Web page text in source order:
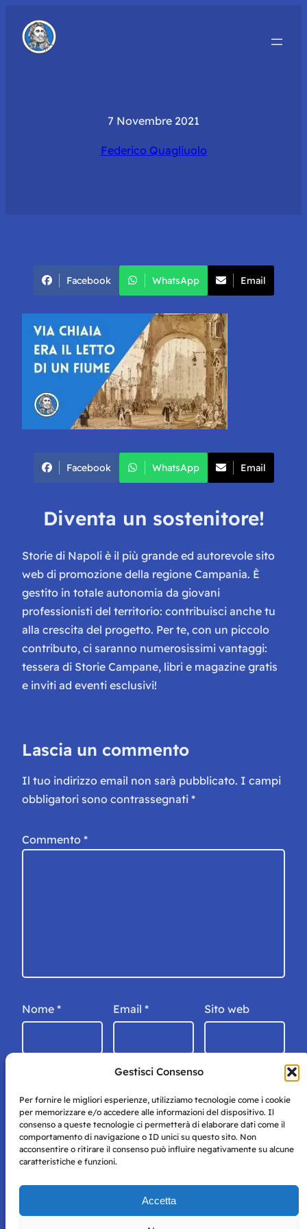
Gestisci Consenso
Per fornire le migliori esperienze, utilizziamo tecnologie come i cookie
per memorizzare e/o accedere alle informazioni del dispositivo. Il
consenso a queste tecnologie ci permetterà di elaborare dati come il
comportamento di navigazione o ID unici su questo sito. Non
acconsentire o ritirare il consenso può influire negativamente su alcune
caratteristiche e funzioni.
Accetta
7 Novembre 2021
Federico Quagliuolo
Facebook WhatsApp Email
Facebook WhatsApp Email
Diventa un sostenitore!
Storie di Napoli è il più grande ed autorevole sito
web di promozione della regione Campania. È
gestito in totale autonomia da giovani
professionisti del territorio: contribuisci anche tu
alla crescita del progetto. Per te, con un piccolo
contributo, ci saranno numerosissimi vantaggi:
tessera di Storie Campane, libri e magazine gratis
e inviti ad eventi esclusivi!
Lascia un commento
Il tuo indirizzo email non sarà pubblicato. I campi
obbligatori sono contrassegnati *
Commento *
Nome * Email * Sito web
Storie di Napoli è una testata registrata presso il tribunale di